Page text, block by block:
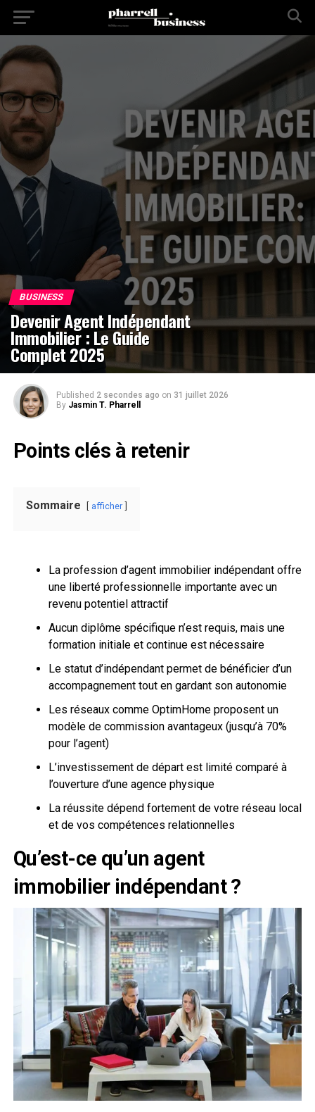
BUSINESS
Devenir Agent Indépendant
Immobilier : Le Guide
Complet 2025
Published 2 secondes ago on 31 juillet 2026
By Jasmin T. Pharrell
Points clés à retenir
Sommaire afficher
La profession d’agent immobilier indépendant offre
une liberté professionnelle importante avec un
revenu potentiel attractif
Aucun diplôme spécifique n’est requis, mais une
formation initiale et continue est nécessaire
Le statut d’indépendant permet de bénéficier d’un
accompagnement tout en gardant son autonomie
Les réseaux comme OptimHome proposent un
modèle de commission avantageux (jusqu’à 70%
pour l’agent)
L’investissement de départ est limité comparé à
l’ouverture d’une agence physique
La réussite dépend fortement de votre réseau local
et de vos compétences relationnelles
Qu’est-ce qu’un agent
immobilier indépendant ?